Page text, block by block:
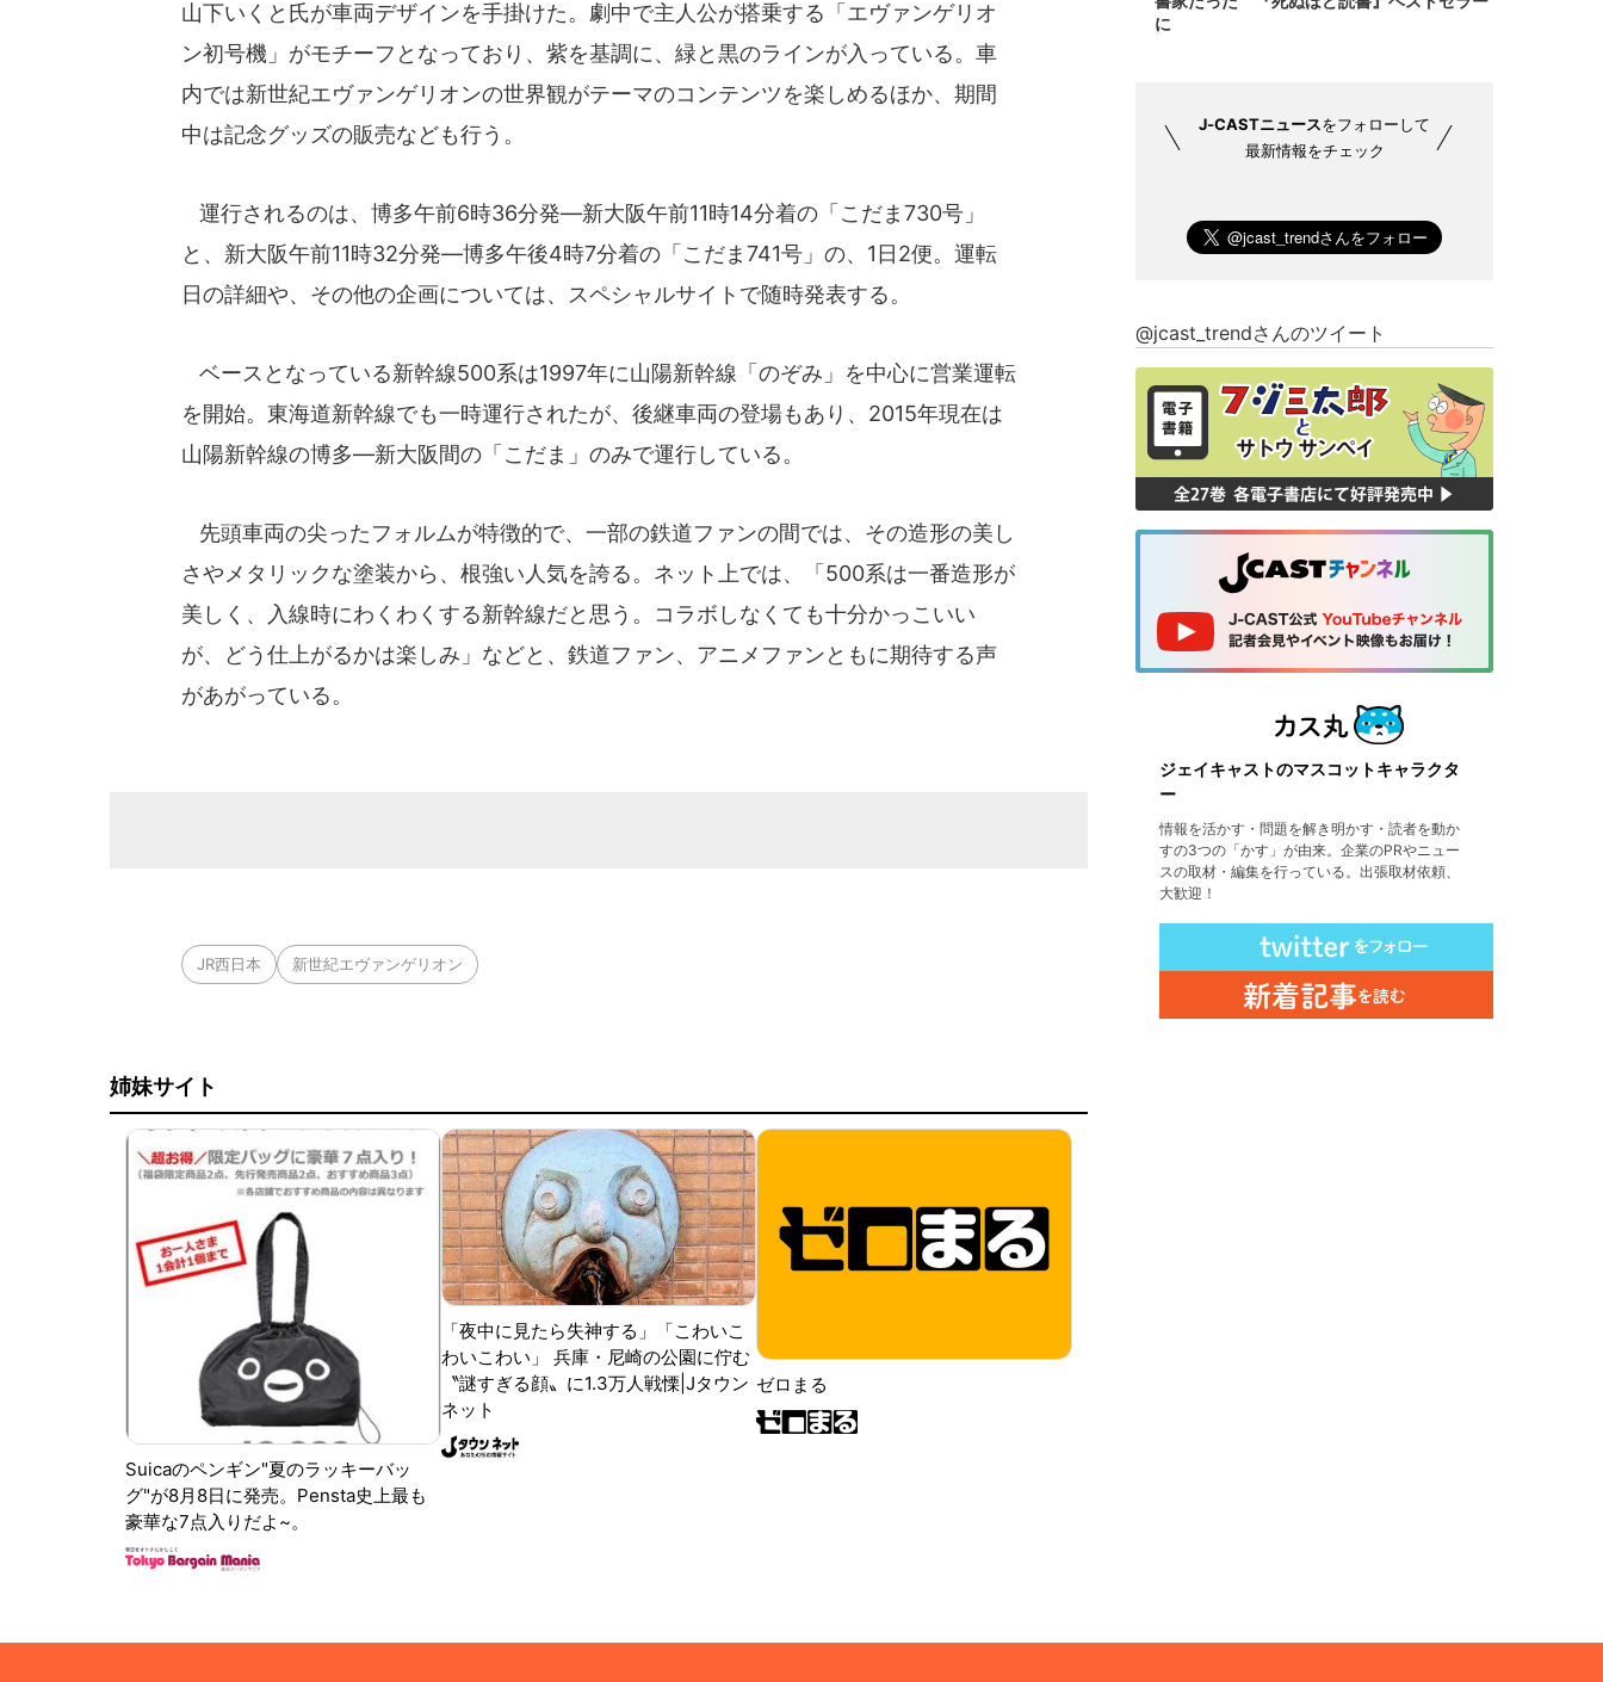
山下いくと氏が車両デザインを手掛けた。劇中で主人公が搭乗する「エヴァンゲリオ
ン初号機」がモチーフとなっており、紫を基調に、緑と黒のラインが入っている。車
内では新世紀エヴァンゲリオンの世界観がテーマのコンテンツを楽しめるほか、期間
中は記念グッズの販売なども行う。
運行されるのは、博多午前6時36分発―新大阪午前11時14分着の「こだま730号」
と、新大阪午前11時32分発―博多午後4時7分着の「こだま741号」の、1日2便。運転
日の詳細や、その他の企画については、スペシャルサイトで随時発表する。
ベースとなっている新幹線500系は1997年に山陽新幹線「のぞみ」を中心に営業運転
を開始。東海道新幹線でも一時運行されたが、後継車両の登場もあり、2015年現在は
山陽新幹線の博多―新大阪間の「こだま」のみで運行している。
先頭車両の尖ったフォルムが特徴的で、一部の鉄道ファンの間では、その造形の美し
さやメタリックな塗装から、根強い人気を誇る。ネット上では、「500系は一番造形が
美しく、入線時にわくわくする新幹線だと思う。コラボしなくても十分かっこいい
が、どう仕上がるかは楽しみ」などと、鉄道ファン、アニメファンともに期待する声
があがっている。
JR西日本 新世紀エヴァンゲリオン
姉妹サイト
Suicaのペンギン"夏のラッキーバッ
グ"が8月8日に発売。Pensta史上最も
豪華な7点入りだよ~。
「夜中に見たら失神する」「こわいこ
わいこわい」 兵庫・尼崎の公園に佇む
〝謎すぎる顔〟に1.3万人戦慄|Jタウン
ネット
ゼロまる
に
J-CASTニュースをフォローして
最新情報をチェック
@jcast_trendさんのツイート
ジェイキャストのマスコットキャラクタ
ー
情報を活かす・問題を解き明かす・読者を動か
すの3つの「かす」が由来。企業のPRやニュー
スの取材・編集を行っている。出張取材依頼、
大歓迎！